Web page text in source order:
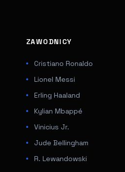
ZAWODNICY
Cristiano Ronaldo
Lionel Messi
Erling Haaland
Kylian Mbappé
Vinicius Jr.
Jude Bellingham
R. Lewandowski